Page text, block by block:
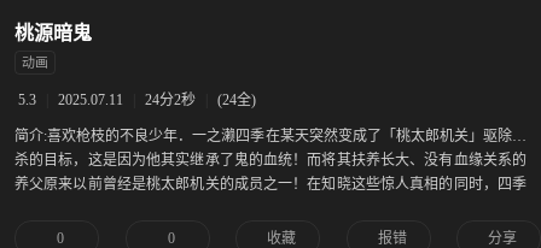
桃源暗鬼
动画
5.3 2025.07.11 24分2秒 (24全)
简介:喜欢枪枝的不良少年．一之濑四季在某天突然变成了「桃太郎机关」驱除追
杀的目标，这是因为他其实继承了鬼的血统！而将其扶养长大、没有血缘关系的
养父原来以前曾经是桃太郎机关的成员之一！在知晓这些惊人真相的同时，四季
怒而爆发出潜藏的力量…！
0 0 收藏 报错 分享